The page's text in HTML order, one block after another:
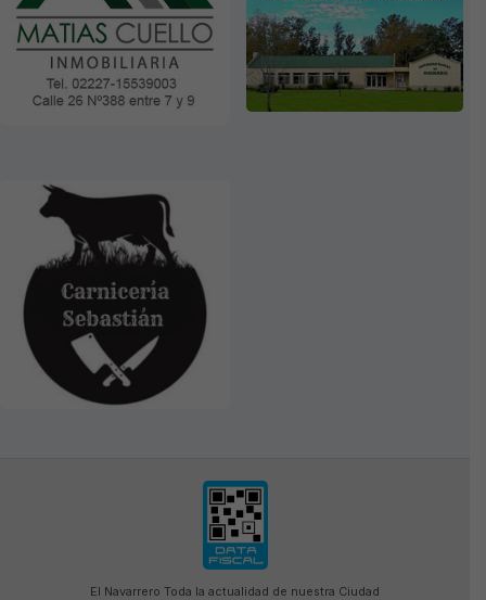
El Navarrero Toda la actualidad de nuestra Ciudad